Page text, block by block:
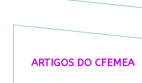
ARTIGOS DO CFEMEA